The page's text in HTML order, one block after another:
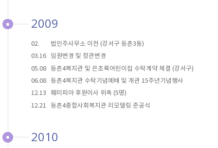
2009
02.
법인주사무소 이전 (강서구 등촌3동)
03.16 임원변경 및 정관변경
05.08 등촌4복지관 및 은초록어린이집 수탁계약 체결 (강서구)
06.08 등촌4복지관 수탁기념예배 및 개관 15주년기념행사
12.13 훼미피아 후원이사 위촉 (5명)
12.21
등촌4종합사회복지관 리모델링 준공식
2010